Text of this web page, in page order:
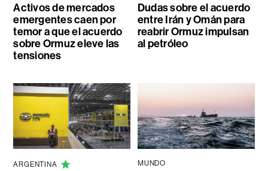
Activos de mercados
emergentes caen por
temor a que el acuerdo
sobre Ormuz eleve las
tensiones
Dudas sobre el acuerdo
entre Irán y Omán para
reabrir Ormuz impulsan
al petróleo
ARGENTINA MUNDO